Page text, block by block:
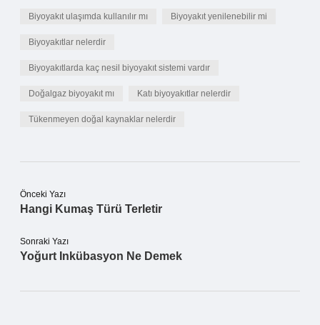
Biyoyakıt ulaşımda kullanılır mı Biyoyakıt yenilenebilir mi
Biyoyakıtlar nelerdir
Biyoyakıtlarda kaç nesil biyoyakıt sistemi vardır
Doğalgaz biyoyakıt mı Katı biyoyakıtlar nelerdir
Tükenmeyen doğal kaynaklar nelerdir
Önceki Yazı
Hangi Kumaş Türü Terletir
Sonraki Yazı
Yoğurt Inkübasyon Ne Demek